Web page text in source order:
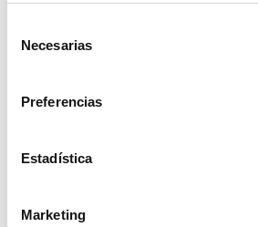
Necesarias
Preferencias
Estadística
Marketing
🗸 Agilidad para adaptarse a
Ya los sabes, no se trata solo de
¿Cómo deben abordar las
preguntas que necesitas resolver